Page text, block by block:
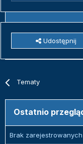
Udostępnij
Tematy
Ostatnio
Brak